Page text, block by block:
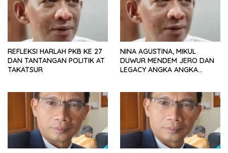
REFLEKSI HARLAH PKB KE 27
DAN TANTANGAN POLITIK AT
TAKATSUR
NINA AGUSTINA, MIKUL
DUWUR MENDEM JERO DAN
LEGACY ANGKA ANGKA